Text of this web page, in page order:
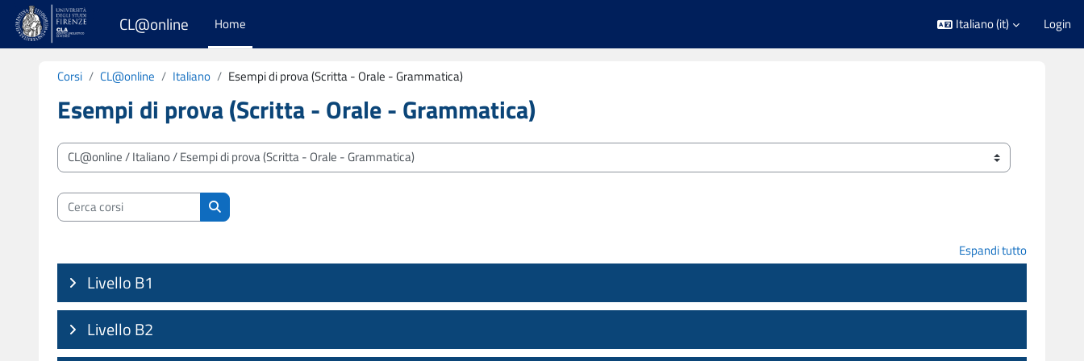
Vai al contenuto principale
CL@online Home Italiano ‎(it)‎ Login
Corsi CL@online Italiano Esempi di prova (Scritta - Orale - Grammatica)
Esempi di prova (Scritta - Orale - Grammatica)
Categorie di corso
Cerca corsi
Cerca corsi
Espandi tutto
Livello B1
Livello B2